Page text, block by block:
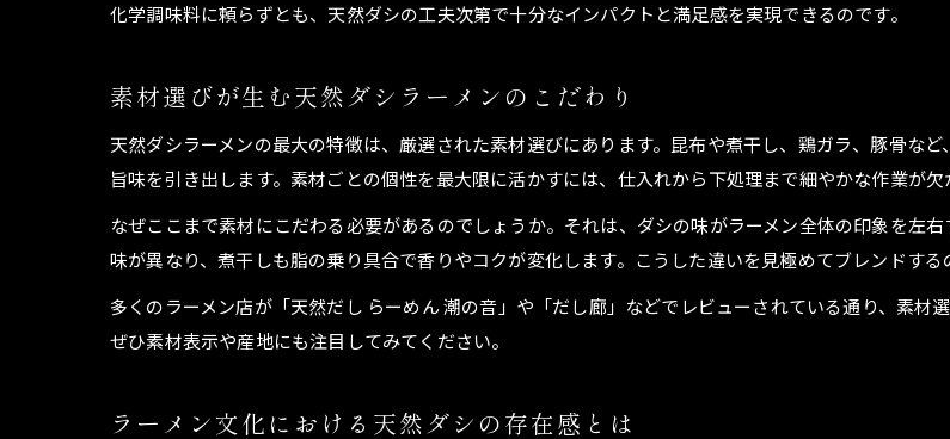
健康志向のラーメン選びに天然ダシを
満足感も叶う天然ダシラーメン体験記
天然ダシラーメンで感じた満足感の理
ラーメン好きも納得の天然ダシの満腹
天然ダシラーメンを堪能したリアルな
健康と満足を両立するラーメン体験の
化学調味料に頼らずとも、天然ダシの工夫次第で十分なインパクトと満足感を実現できるのです。
素材選びが生む天然ダシラーメンのこだわり
天然ダシラーメンの最大の特徴は、厳選された素材選びにあります。昆布や煮干し、鶏ガラ、豚骨な
旨味を引き出します。素材ごとの個性を最大限に活かすには、仕入れから下処理まで細やかな作業が欠
なぜここまで素材にこだわる必要があるのでしょうか。それは、ダシの味がラーメン全体の印象を左
味が異なり、煮干しも脂の乗り具合で香りやコクが変化します。こうした違いを見極めてブレンドする
多くのラーメン店が「天然だし らーめん 潮の音」や「だし廊」などでレビューされている通り、素材
ぜひ素材表示や産地にも注目してみてください。
ラーメン文化における天然ダシの存在感とは